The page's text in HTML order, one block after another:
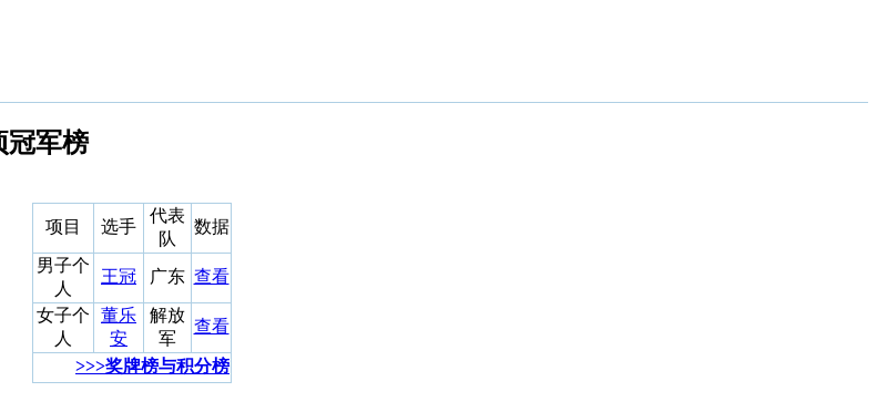
冠军榜
项目 选手
代表
队
数据
男子个
人
王冠 广东 查看
女子个
人
董乐
安
解放
军
查看
>>>奖牌榜与积分榜